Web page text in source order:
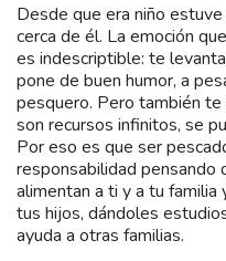
Desde que era niño
cerca de él. La emoción
es indescriptible: te
pone de buen humor, a
pesquero. Pero también
son recursos infinitos, se
Por eso es que ser
responsabilidad pensando
alimentan a ti y a tu familia
tus hijos, dándoles
ayuda a otras familias.